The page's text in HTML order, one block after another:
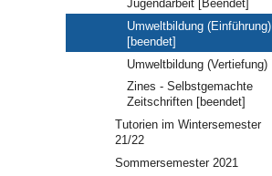
Jugendarbeit [Beendet]
Umweltbildung (Einführung)
[beendet]
Umweltbildung (Vertiefung)
Zines - Selbstgemachte
Zeitschriften [beendet]
Tutorien im Wintersemester
21/22
Sommersemester 2021